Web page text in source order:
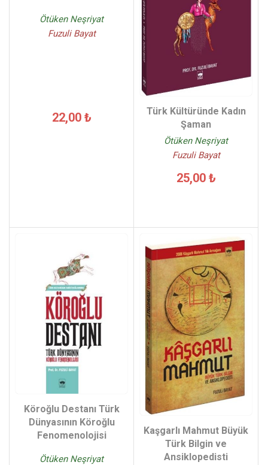
Ötüken Neşriyat
Fuzuli Bayat
22,00 ₺
Türk Kültüründe Kadın
Şaman
Ötüken Neşriyat
Fuzuli Bayat
25,00 ₺
Köroğlu Destanı Türk
Dünyasının Köroğlu
Fenomenolojisi
Ötüken Neşriyat
Kaşgarlı Mahmut Büyük
Türk Bilgin ve
Ansiklopedisti